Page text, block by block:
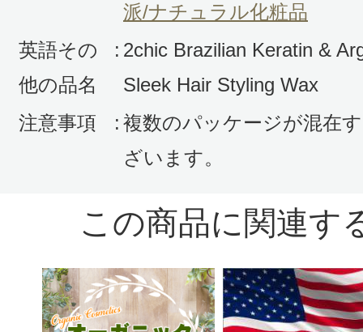
派/ナチュラル化粧品
英語その
他の品名
: 2chic Brazilian Keratin &
Sleek Hair Styling Wax
注意事項
: 複数のパッケージが混在
ざいます。
この商品に関連す